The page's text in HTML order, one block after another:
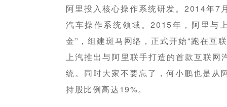
阿里投入核心操作系统研发。2014年7
汽车操作系统领域。2015年，阿里与
金”，组建斑马网络，正式开始“跑在互
上汽推出与阿里联手打造的首款互联
统。同时大家不要忘了，何小鹏也是从
持股比例高达19%。